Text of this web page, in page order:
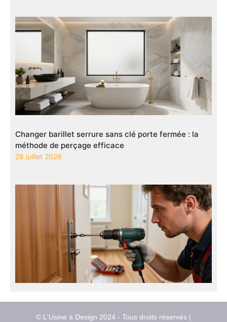
Changer barillet serrure sans clé porte fermée : la
méthode de perçage efficace
28 juillet 2026
© L'Usine à Design 2024 - Tous droits réservés |